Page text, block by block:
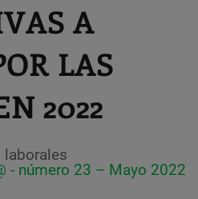
A
LAS
2022
laborales
- número 23 – Mayo 2022